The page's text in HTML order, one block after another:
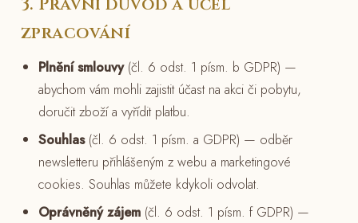
3. Právní důvod a účel
zpracování
Plnění smlouvy(čl. 6 odst. 1 písm. b GDPR) —
abychom vám mohli zajistit účast na akci či pobytu,
doručit zboží a vyřídit platbu.
Souhlas(čl. 6 odst. 1 písm. a GDPR) — odběr
newsletteru přihlášeným z webu a marketingové
cookies. Souhlas můžete kdykoli odvolat.
Oprávněný zájem (čl. 6 odst. 1 písm. f GDPR) —